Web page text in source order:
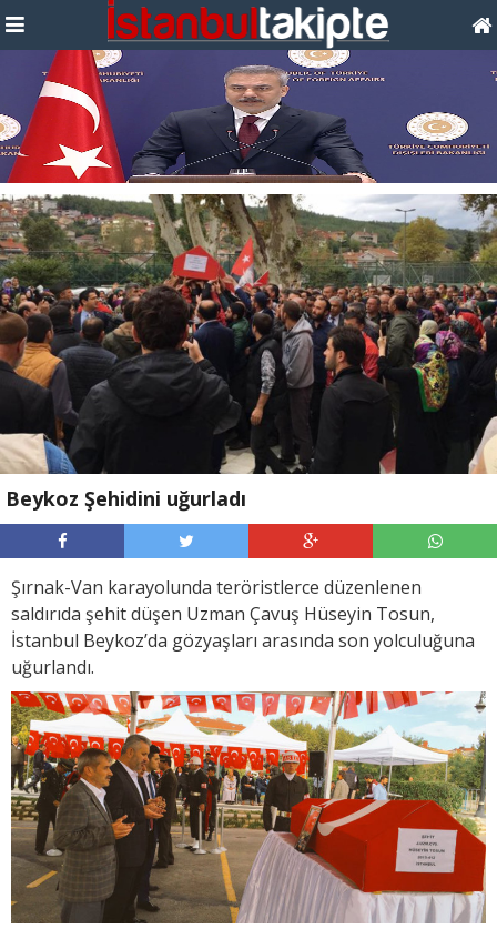
Beykoz Şehidini uğurladı
Şırnak-Van karayolunda teröristlerce düzenlenen
saldırıda şehit düşen Uzman Çavuş Hüseyin Tosun,
İstanbul Beykoz’da gözyaşları arasında son yolculuğuna
uğurlandı.